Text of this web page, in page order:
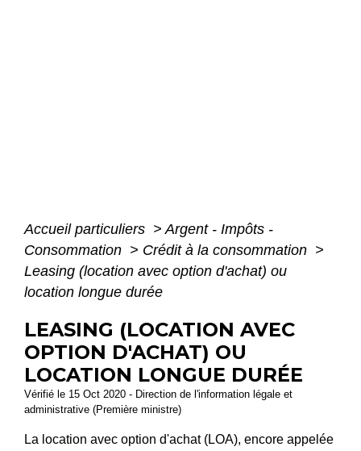
Accueil particuliers > Argent - Impôts -
Consommation > Crédit à la consommation >
Leasing (location avec option d'achat) ou
location longue durée
LEASING (LOCATION AVEC
OPTION D'ACHAT) OU
LOCATION LONGUE DURÉE
Vérifié le 15 Oct 2020 - Direction de l'information légale et
administrative (Première ministre)
La location avec option d'achat (LOA), encore appelée